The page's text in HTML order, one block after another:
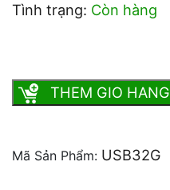
Tình trạng: Còn hàng
THEM GIO HANG
Mã Sản Phẩm: USB32G